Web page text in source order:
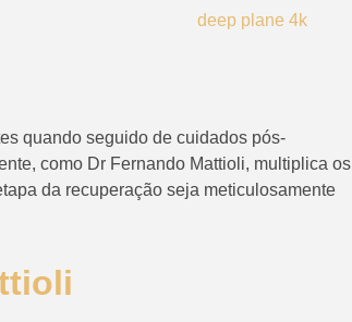
quando seguido de cuidados pós-
como Dr Fernando Mattioli, multiplica os
da recuperação seja meticulosamente